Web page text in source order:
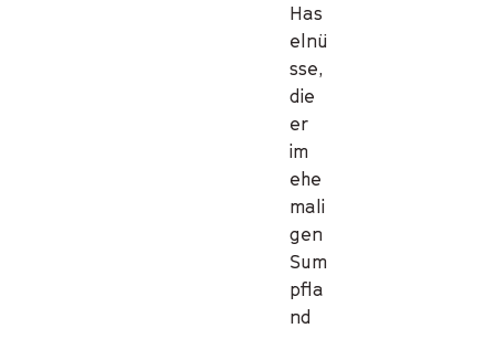
Has
elnü
sse,
die
er
im
ehe
mali
gen
Sum
pfla
nd